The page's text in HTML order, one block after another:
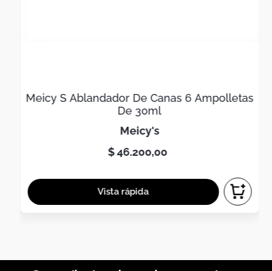
Meicy S Ablandador De Canas 6 Ampolletas
De 30ml
meicy's
$46.200,00